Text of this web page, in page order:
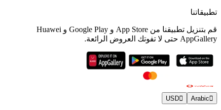
تطبيقاتنا
قم بتنزيل تطبيقنا من App Store و Google Play و Huawei
AppGallery حتى لا تفوتك العروض الرائعة.
Arabic
USD